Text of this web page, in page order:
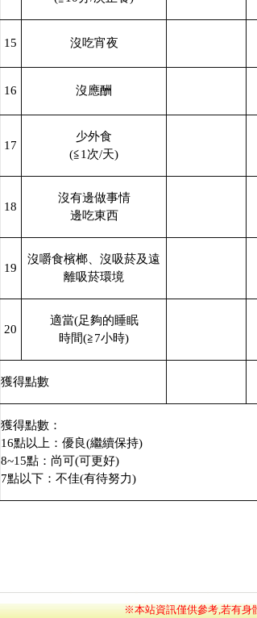
15 沒吃宵夜
16 沒應酬
17
少外食
(≦1次/天)
18
沒有邊做事情
邊吃東西
19
沒嚼食檳榔、沒吸菸及遠
離吸菸環境
20
適當(足夠的睡眠
時間(≧7小時)
獲得點數
獲得點數：
16點以上：優良(繼續保持)
8~15點：尚可(可更好)
7點以下：不佳(有待努力)
※本站資訊僅供參考,若有身